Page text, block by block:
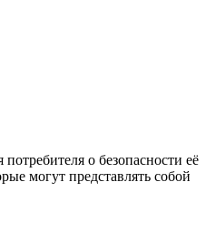
о безопасности её
могут представлять собой